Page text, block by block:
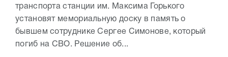
транспорта станции им. Максима Горького
установят мемориальную доску в память о
бывшем сотруднике Сергее Симонове, который
погиб на СВО. Решение об...